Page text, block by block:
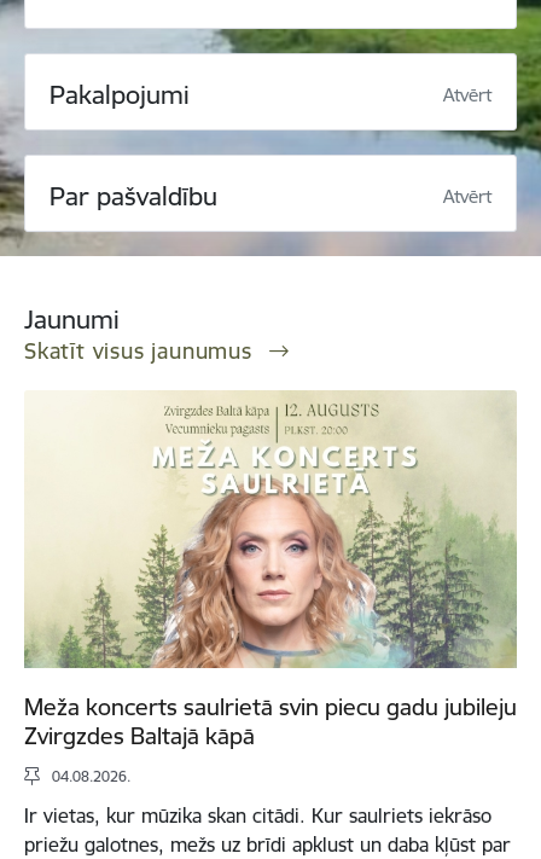
Pakalpojumi Atvērt
Par pašvaldību Atvērt
Jaunumi
Skatīt visus jaunumus
Meža koncerts saulrietā svin piecu gadu jubileju
Zvirgzdes Baltajā kāpā
04.08.2026.
Ir vietas, kur mūzika skan citādi. Kur saulriets iekrāso
priežu galotnes, mežs uz brīdi apklust un daba kļūst par